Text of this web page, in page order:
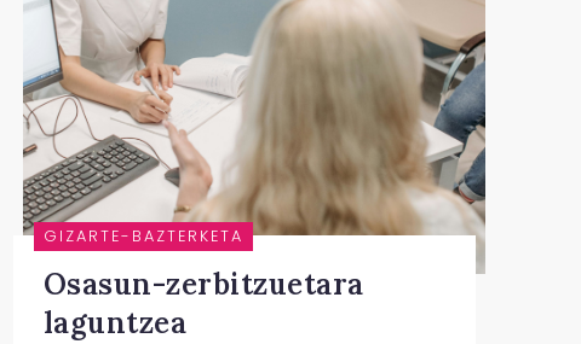
GIZARTE-BAZTERKETA
Osasun-zerbitzuetara
laguntzea